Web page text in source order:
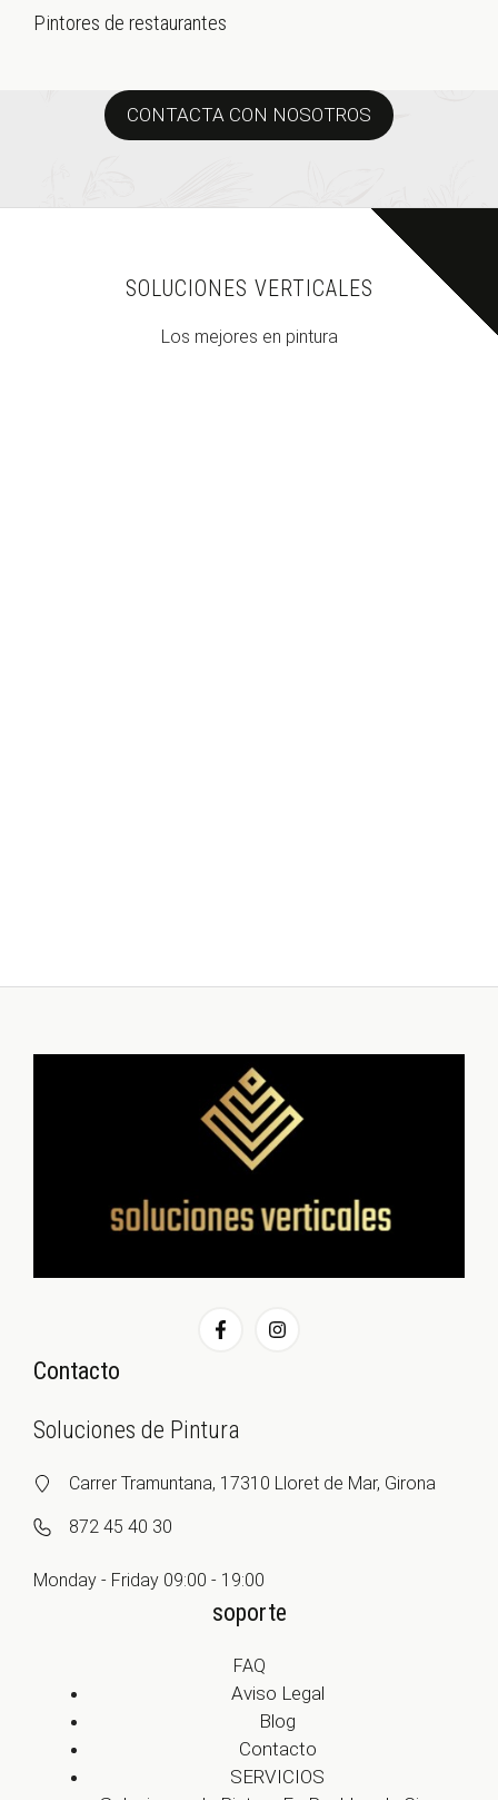
Pintores de restaurantes
CONTACTA CON NOSOTROS
SOLUCIONES VERTICALES
Los mejores en pintura
Contacto
Soluciones de Pintura
Carrer Tramuntana, 17310 Lloret de Mar, Girona
872 45 40 30
Monday - Friday 09:00 - 19:00
soporte
FAQ
Aviso Legal
Blog
Contacto
SERVICIOS